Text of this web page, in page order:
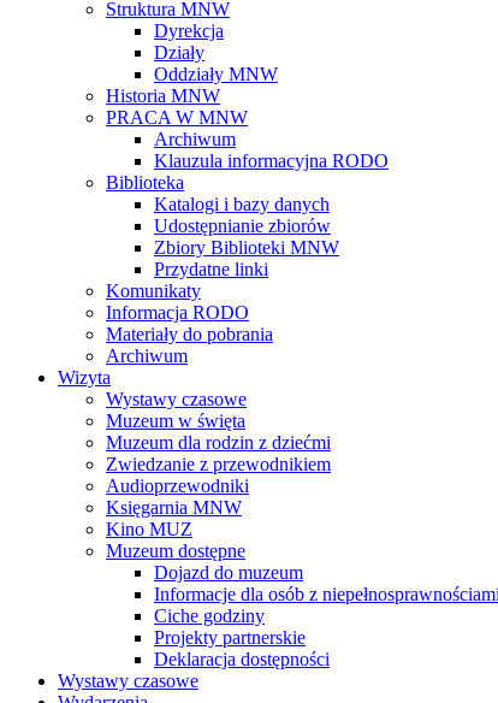
Struktura MNW
Dyrekcja
Działy
Oddziały MNW
Historia MNW
PRACA W MNW
Archiwum
Klauzula informacyjna RODO
Biblioteka
Katalogi i bazy danych
Udostępnianie zbiorów
Zbiory Biblioteki MNW
Przydatne linki
Komunikaty
Informacja RODO
Materiały do pobrania
Archiwum
Wizyta
Wystawy czasowe
Muzeum w święta
Muzeum dla rodzin z dziećmi
Zwiedzanie z przewodnikiem
Audioprzewodniki
Księgarnia MNW
Kino MUZ
Muzeum dostępne
Dojazd do muzeum
Informacje dla osób z niepełnosprawnościami
Ciche godziny
Projekty partnerskie
Deklaracja dostępności
Wystawy czasowe